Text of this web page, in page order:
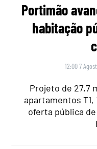
Portimão
habitação
12:00 7
Projeto de 27,7
apartamentos T1,
oferta pública